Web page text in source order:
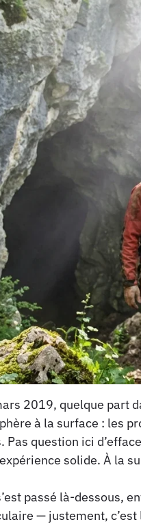
2019, quelque part
à la surface : les
Pas question ici
solide. À la
passé là-dessous,
— justement, c’est